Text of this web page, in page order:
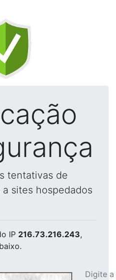
tentativas de
sites hospedados
IP 216.73.216.243,
Digite